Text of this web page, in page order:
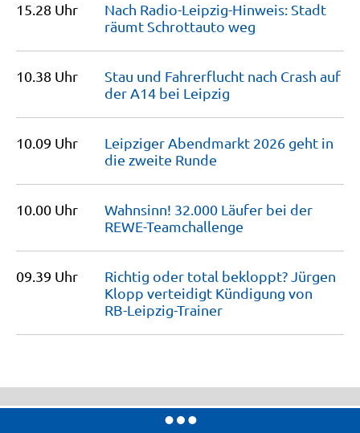
15.28 Uhr
Nach Radio-Leipzig-Hinweis: Stadt
räumt Schrottauto weg
10.38 Uhr
Stau und Fahrerflucht nach Crash auf
der A14 bei Leipzig
10.09 Uhr
Leipziger Abendmarkt 2026 geht in
die zweite Runde
10.00 Uhr
Wahnsinn! 32.000 Läufer bei der
REWE-Teamchallenge
09.39 Uhr
Richtig oder total bekloppt? Jürgen
Klopp verteidigt Kündigung von
RB-Leipzig-Trainer